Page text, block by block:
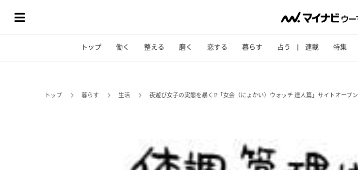
トップ 働く 整える 磨く 恋する 暮らす 占う 連載 特集
トップ 暮らす 生活 夜遊び女子の実態を暴く!?「女会（にょかい）ウォッチ 達人篇」サイトオープン